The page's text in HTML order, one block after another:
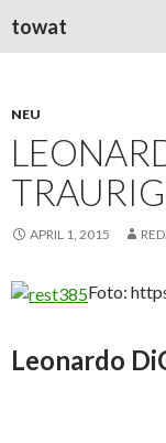
towat
NEU
TRAURIG
APRIL 1, 2015
Foto:
Leonardo